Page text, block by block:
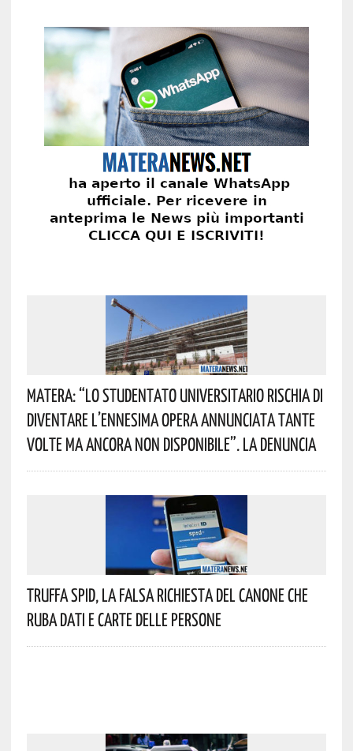
Matera: “Lo Studentato Universitario Rischia Di
Diventare L’ennesima Opera Annunciata Tante
Volte Ma Ancora Non Disponibile”. La Denuncia
Truffa Spid, La Falsa Richiesta Del Canone Che
Ruba Dati E Carte Delle Persone